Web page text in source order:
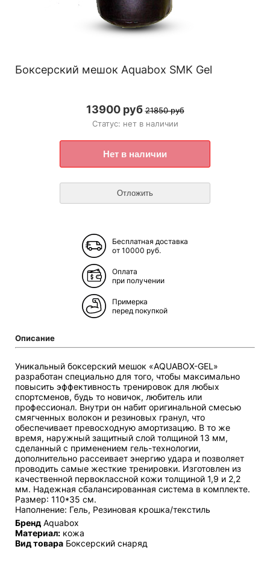
Боксерский мешок Aquabox SMK Gel
13900 руб 21850 руб
Статус: нет в наличии
Бесплатная доставка
от 10000 руб.
Оплата
при получении
Примерка
перед покупкой
Описание
Уникальный боксерский мешок «AQUABOX-GEL»
разработан специально для того, чтобы максимально
повысить эффективность тренировок для любых
спортсменов, будь то новичок, любитель или
профессионал. Внутри он набит оригинальной смесью
смягченных волокон и резиновых гранул, что
обеспечивает превосходную амортизацию. В то же
время, наружный защитный слой толщиной 13 мм,
сделанный с применением гель-технологии,
дополнительно рассеивает энергию удара и позволяет
проводить самые жесткие тренировки. Изготовлен из
качественной первоклассной кожи толщиной 1,9 и 2,2
мм. Надежная сбалансированная система в комплекте.
Размер: 110*35 см.
Наполнение: Гель, Резиновая крошка/текстиль
Бренд Aquabox
Материал: кожа
Вид товара Боксерский снаряд